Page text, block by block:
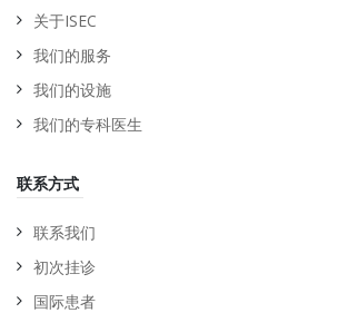
关于ISEC
我们的服务
我们的设施
我们的专科医生
联系方式
联系我们
初次挂诊
国际患者